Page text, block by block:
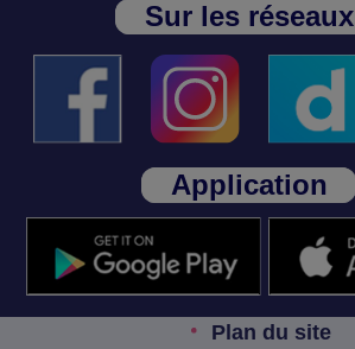
Sur les réseaux
Application
Plan du site